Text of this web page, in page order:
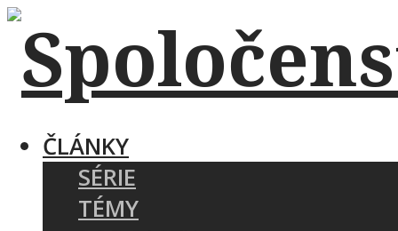
ČLÁNKY
SÉRIE
TÉMY